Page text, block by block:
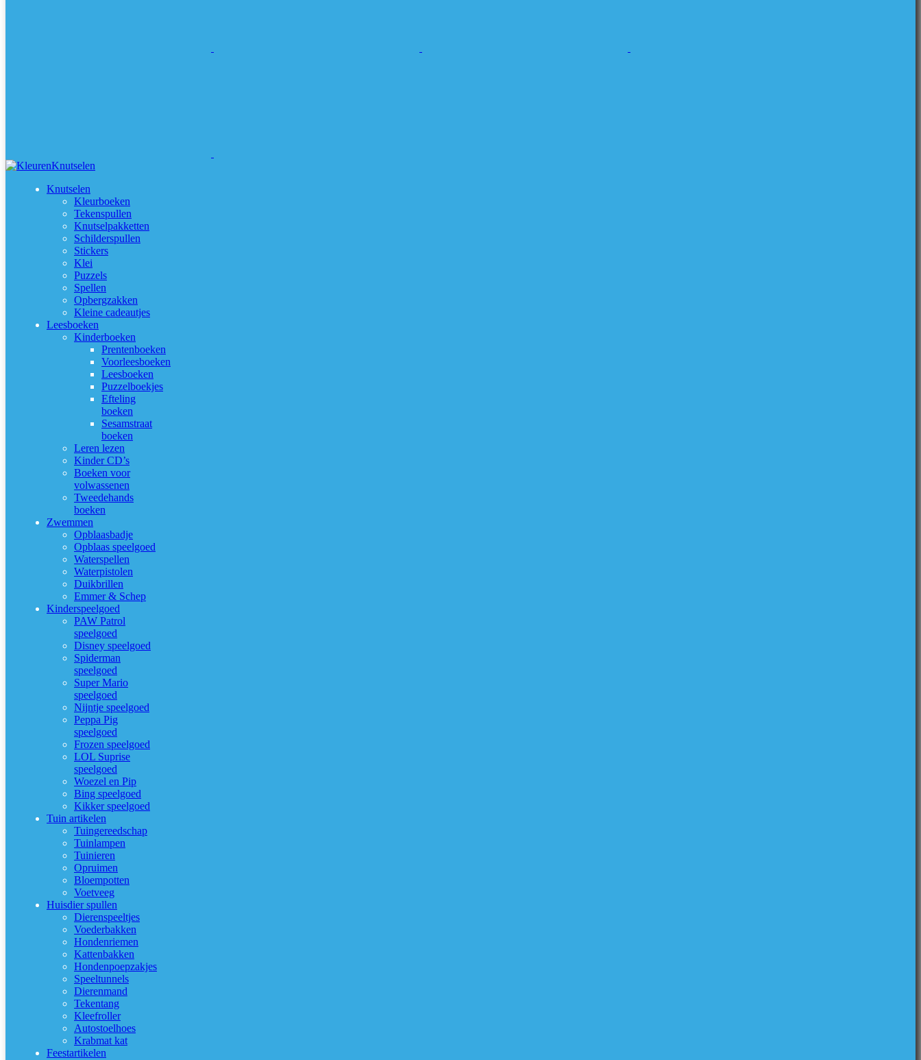
Knutselen
Kleurboeken
Tekenspullen
Knutselpakketten
Schilderspullen
Stickers
Klei
Puzzels
Spellen
Opbergzakken
Kleine cadeautjes
Leesboeken
Kinderboeken
Prentenboeken
Voorleesboeken
Leesboeken
Puzzelboekjes
Efteling
boeken
Sesamstraat
boeken
Leren lezen
Kinder CD’s
Boeken voor
volwassenen
Tweedehands
boeken
Zwemmen
Opblaasbadje
Opblaas speelgoed
Waterspellen
Waterpistolen
Duikbrillen
Emmer & Schep
Kinderspeelgoed
PAW Patrol
speelgoed
Disney speelgoed
Spiderman
speelgoed
Super Mario
speelgoed
Nijntje speelgoed
Peppa Pig
speelgoed
Frozen speelgoed
LOL Suprise
speelgoed
Woezel en Pip
Bing speelgoed
Kikker speelgoed
Tuin artikelen
Tuingereedschap
Tuinlampen
Tuinieren
Opruimen
Bloempotten
Voetveeg
Huisdier spullen
Dierenspeeltjes
Voederbakken
Hondenriemen
Kattenbakken
Hondenpoepzakjes
Speeltunnels
Dierenmand
Tekentang
Kleefroller
Autostoelhoes
Krabmat kat
Feestartikelen